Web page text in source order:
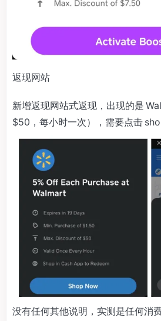
返现网站
新增返现网站式返现，出现的是
$50，每小时一次），需要点击
没有任何其他说明，实测是任何消